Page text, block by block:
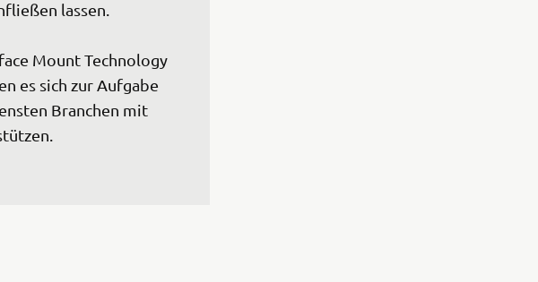
lassen.
Mount Technology
es sich zur Aufgabe
Branchen mit